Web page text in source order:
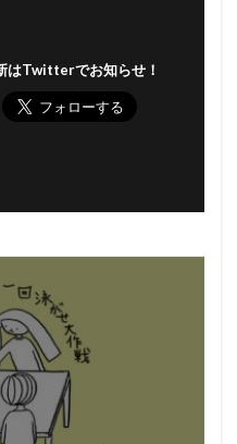
はTwitterでお知らせ！